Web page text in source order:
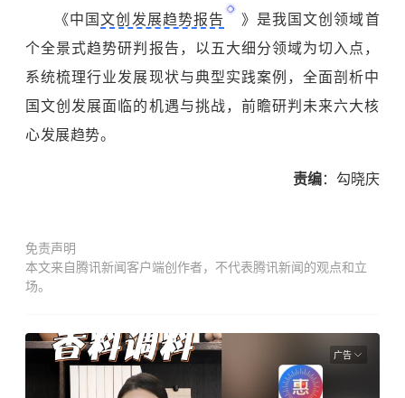
《中国文创发展趋势报告
》是我国文创领域首
个全景式趋势研判报告，以五大细分领域为切入点，
系统梳理行业发展现状与典型实践案例，全面剖析中
国文创发展面临的机遇与挑战，前瞻研判未来六大核
心发展趋势。
责编：勾晓庆
免责声明
本文来自腾讯新闻客户端创作者，不代表腾讯新闻的观点和立
场。
广告